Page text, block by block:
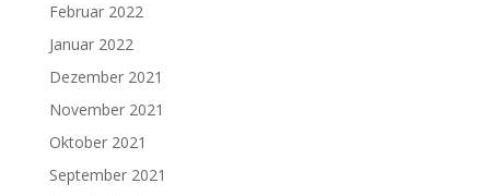
Februar 2022
Januar 2022
Dezember 2021
November 2021
Oktober 2021
September 2021